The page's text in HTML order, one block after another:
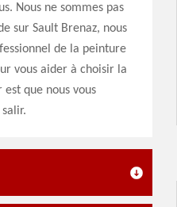
Nous ne sommes pas
sur Sault Brenaz, nous
de la peinture
vous aider à choisir la
que nous vous